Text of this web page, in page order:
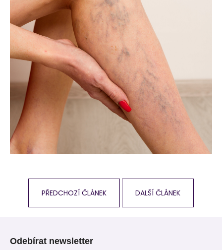
PŘEDCHOZÍ ČLÁNEK DALŠÍ ČLÁNEK
Odebírat newsletter